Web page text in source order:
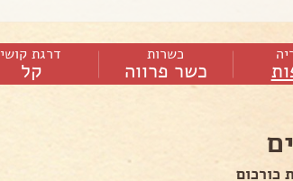
כשרות
כשר פרווה
דרגת קושי
קל
כורכום